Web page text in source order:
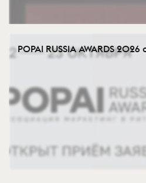
POPAI RUSSIA AWARDS